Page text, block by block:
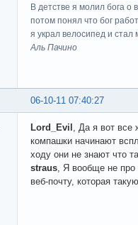
В детстве я молил бога о
потом понял что бог
я украл велосипед и стал
Аль Пачино
06-10-11 07:40:27
Lord_Evil
, Да я вот все
компашки начинают
ходу они не знают что
straus , Я вообще не
веб-почту, которая